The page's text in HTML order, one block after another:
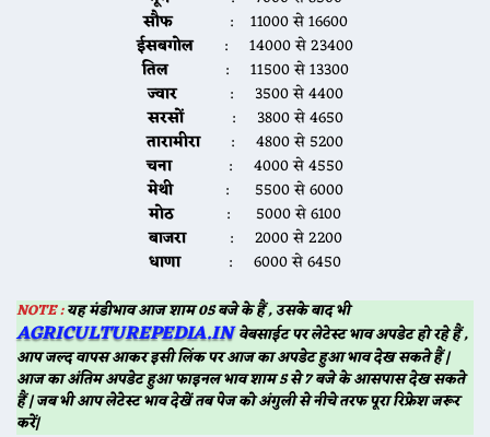
सौफ: 11000 से 16600
ईसबगोल: 14000 से 23400
तिल: 11500 से 13300
ज्वार: 3500 से 4400
सरसों: 3800 से 4650
तारामीरा: 4800 से 5200
चना: 4000 से 4550
मेथी: 5500 से 6000
मोठ
: 5000 से 6100
बाजरा: 2000 से 2200
धाणा: 6000 से 6450
NOTE :यह मंडीभाव आज शाम 05 बजे के हैं , उसके बाद भी
AGRICULTUREPEDIA.INवेबसाईट पर लेटेस्ट भाव अपडेट हो रहे हैं ,
आप जल्द वापस आकर इसी लिंक पर आज का अपडेट हुआ भाव देख सकते हैं |
आज का अंतिम अपडेट हुआ फाइनल भाव शाम 5 से 7 बजे के आसपास देख सकते
हैं | जब भी आप लेटेस्ट भाव देखें तब पेज को अंगुली से नीचे तरफ पूरा रिफ्रेश जरूर
करें|